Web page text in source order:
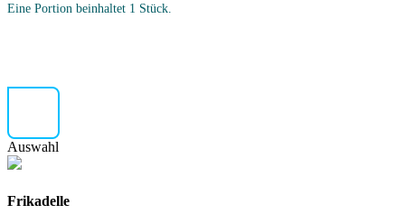
Eine Portion beinhaltet 1 Stück.
Auswahl
Frikadelle